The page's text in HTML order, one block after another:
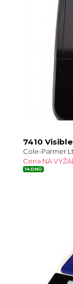
7410
Cole-Parmer
Cena NA
14 DNŮ